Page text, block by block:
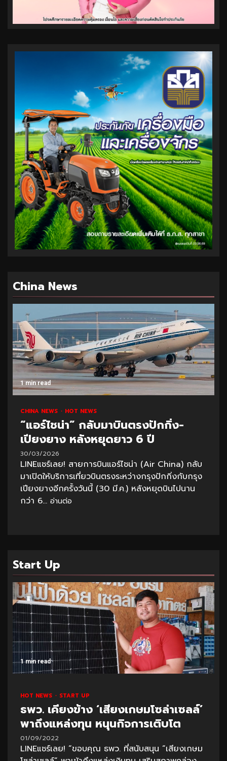
China News
1 min read
CHINA NEWS HOT NEWS
“แอร์ไชน่า” กลับมาบินตรงปักกิ่ง-
เปียงยาง หลังหยุดยาว 6 ปี
30/03/2026
LINEแชร์เลย! สายการบินแอร์ไชน่า (Air China) กลับ
มาเปิดให้บริการเที่ยวบินตรงระหว่างกรุงปักกิ่งกับกรุง
เปียงยางอีกครั้งวันนี้ (30 มี.ค.) หลังหยุดบินไปนาน
กว่า 6... อ่านต่อ
Start Up
1 min read
HOT NEWS START UP
ธพว. เคียงข้าง ‘เสียงเกษมโซล่าเซลล์’
พาถึงแหล่งทุน หนุนกิจการเติบโต
01/09/2022
LINEแชร์เลย! “ขอบคุณ ธพว. ที่สนับสนุน “เสียงเกษม